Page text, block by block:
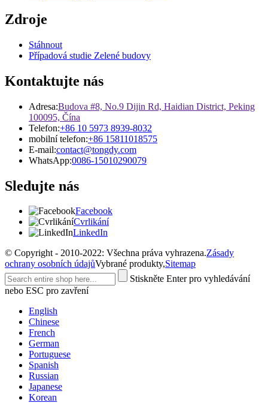
Zdroje
Stáhnout
Případová studie Zelené budovy
Kontaktujte nás
Adresa:Budova #8, No.9 Dijin Rd, Haidian District, Peking
100095, Čína
Telefon:+86 10 5973 8939-8032
mobilní telefon:+86 15811018575
E-mail:contact@tongdy.com
WhatsApp:0086-15010290079
Sledujte nás
Facebook
Cvrlikání
LinkedIn
© Copyright - 2010-2022: Všechna práva vyhrazena.Zásady
ochrany osobních údajůVybrané produkty,Sitemap
Stiskněte Enter pro vyhledávání
nebo ESC pro zavření
English
Chinese
French
German
Portuguese
Spanish
Russian
Japanese
Korean